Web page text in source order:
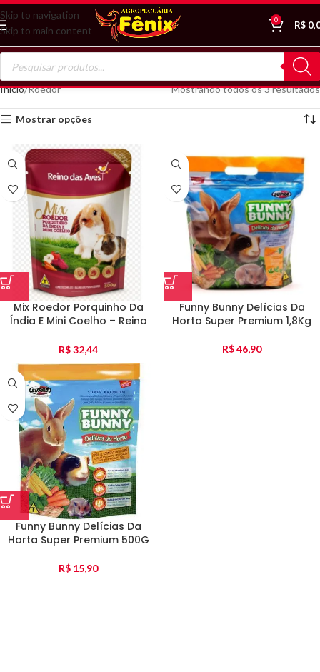
Skip to navigation
Skip to main content
0 R$
Início Roedor Mostrando todos os 3 resultados
Mostrar opções
Mix Roedor Porquinho Da
Índia E Mini Coelho – Reino
R$32,44
Funny Bunny Delícias Da
Horta Super Premium 1,8Kg
R$46,90
Funny Bunny Delícias Da
Horta Super Premium 500G
R$ 15,90